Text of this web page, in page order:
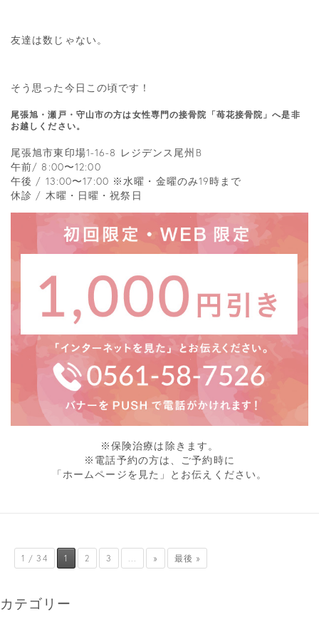
友達は数じゃない。
そう思った今日この頃です！
尾張旭・瀬戸・守山市の方は女性専門の接骨院「苺花接骨院」へ是非
お越しください。
尾張旭市東印場1-16-8 レジデンス尾州B
午前/ 8:00〜12:00
午後 / 13:00〜17:00 ※水曜・金曜のみ19時まで
休診 / 木曜・日曜・祝祭日
※保険治療は除きます。
※電話予約の方は、ご予約時に
「ホームページを見た」とお伝えください。
1 / 34 1 2 3 » 最後 »
カテゴリー